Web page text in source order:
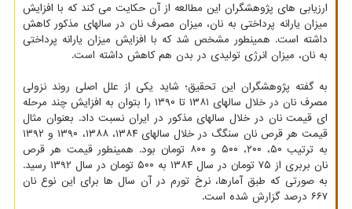
ارزیابی های پژوهشگران این مطالعه از آن حکایت می کند که با افزایش
میزان یارانه پرداختی به نان، میزان مصرف نان در سالهای مذکور کاهش
داشته است. همینطور مشخص شد که با افزایش میزان یارانه پرداختی
به نان، میزان انرژی تولیدی در بدن هم کاهش داشته است.
به گفته پژوهشگران این تحقیق؛ شاید یکی از علل اصلی روند نزولی
مصرف نان در خلال سالهای ۱۳۸۱ تا ۱۳۹۰ را بتوان به افزایش چند مرحله
ای قیمت نان در خلال سالهای مذکور در ایران نسبت داد. بعنوان مثال
قیمت هر قرص نان سنگگ در خلال سالهای ۱۳۸۴، ۱۳۸۸، ۱۳۹۰ و ۱۳۹۲
به ترتیب ۵۰، ۲۰۰، ۵۰۰ و ۸۰۰ تومان بود. همینطور قیمت هر قرص
نان بربری از ۷۵ تومان در سال ۱۳۸۴ به ۵۰۰ تومان در سال ۱۳۹۲ رسید.
به صورتی که طبق آمارها، نرخ تورم در آن سال ها برای این نوع نان
۶۶۷ درصد گزارش شده است.